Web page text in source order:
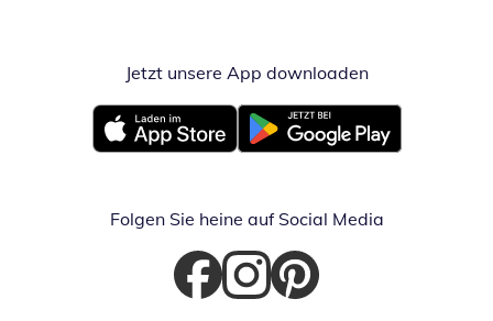
Jetzt unsere App downloadenÖffnet in
Öffnet in neuem FensterÖffnet in neuem Fenster
Folgen Sie heine auf Social Media
Öffnet in neuem Fenster
Öffnet in neuem Fenster
Öffnet in neuem Fenster